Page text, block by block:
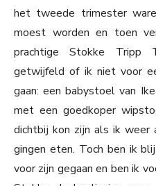
het tweede trimester
moest worden en toen
prachtige Stokke Tripp
getwijfeld of ik niet voor
gaan: een babystoel van
met een goedkoper
dichtbij kon zijn als ik
gingen eten. Toch ben ik
voor zijn gegaan en ben ik